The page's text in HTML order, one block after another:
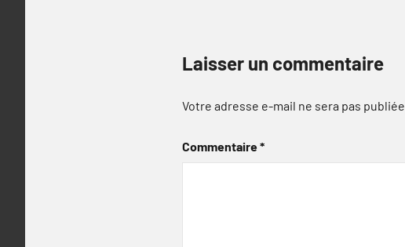
Laisser un commentaire
Votre adresse e-mail ne sera pas publiée.
Commentaire*